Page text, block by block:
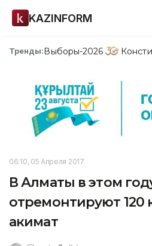
KAZINFORM
Тренды:Выборы-2026
06:10, 05 Апреля 2017
В Алматы в этом
отремонтируют 120
акимат